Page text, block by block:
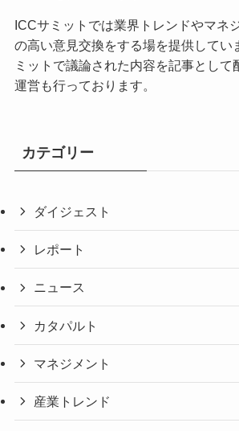
ICCサミットでは業界トレンドやマネ
の高い意見交換をする場を提供してい
ミットで議論された内容を記事として
運営も行っております。
カテゴリー
ダイジェスト
レポート
ニュース
カタパルト
マネジメント
産業トレンド